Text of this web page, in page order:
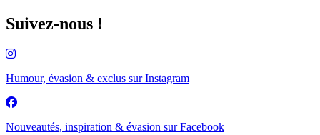
Suivez-nous !
Humour, évasion & exclus surInstagram
Nouveautés, inspiration & évasion surFacebook